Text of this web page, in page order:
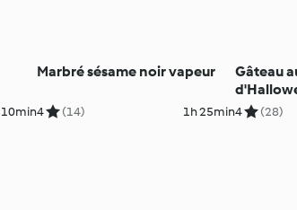
10min
Marbré sésame noir vapeur
4 (14) 1h 25min
Gâteau
4 (28)